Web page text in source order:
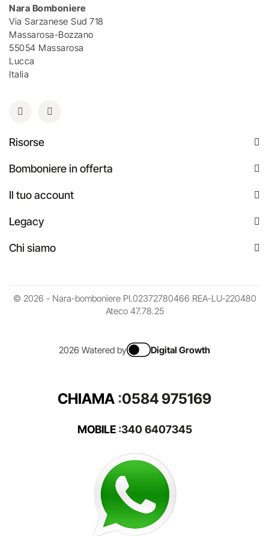
Nara Bomboniere
Via Sarzanese Sud 718
Massarosa-Bozzano
55054 Massarosa
Lucca
Italia
Risorse
Bomboniere in offerta
Il tuo account
Legacy
Chi siamo
© 2026 - Nara-bomboniere PI.02372780466 REA-LU-220480
Ateco 47.78.25
2026 Watered by Digital Growth
CHIAMA :0584 975169
MOBILE:340 6407345